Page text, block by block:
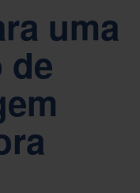
uma
de